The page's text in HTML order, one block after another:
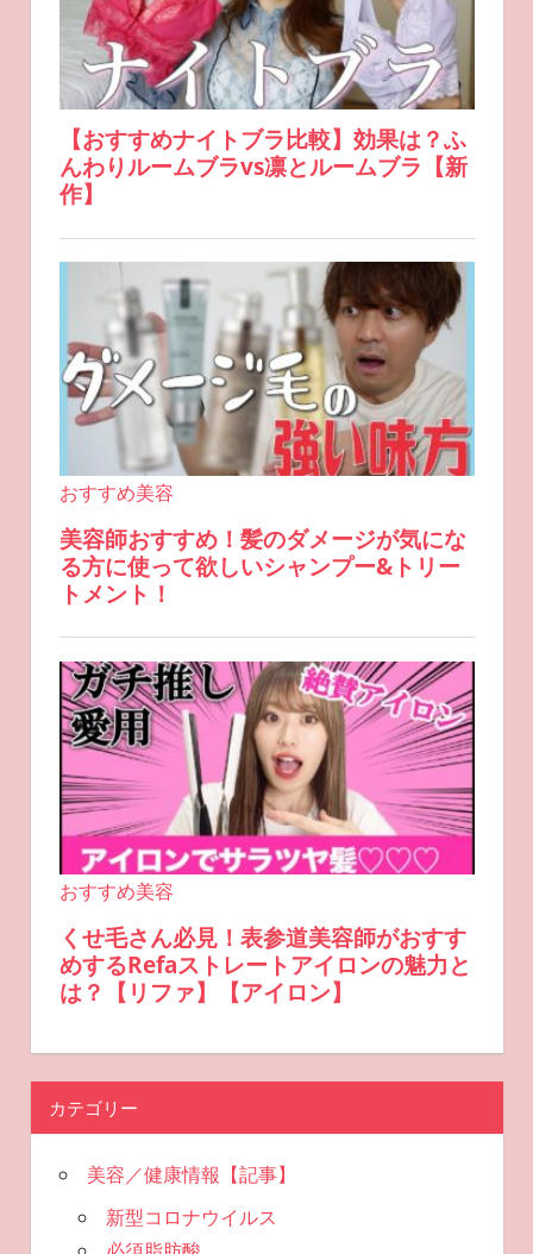
カテゴリー
美容／健康情報【記事】
新型コロナウイルス